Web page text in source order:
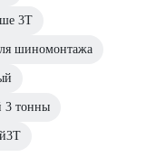
3Т
шиномонтажа
3 тонны